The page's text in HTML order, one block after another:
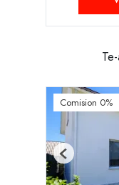
Comision 0%
Previous